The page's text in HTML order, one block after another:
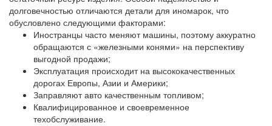
долговечностью отличаются детали для иномарок, что
обусловлено следующими факторами:
Иностранцы часто меняют машины, поэтому аккуратно
обращаются с «железными конями» на перспективу
выгодной продажи;
Эксплуатация происходит на высококачественных
дорогах Европы, Азии и Америки;
Заправляют авто качественным топливом;
Квалифицированное и своевременное
техобслуживание.